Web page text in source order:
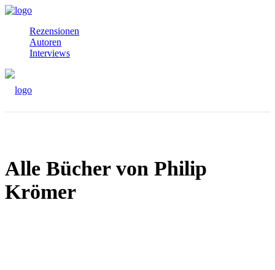
Rezensionen
Autoren
Interviews
Alle Bücher von Philip
Krömer